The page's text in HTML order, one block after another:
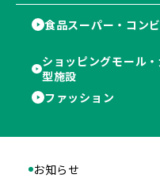
食品スーパー・コン
ショッピングモール
型施設
ファッション
お知らせ